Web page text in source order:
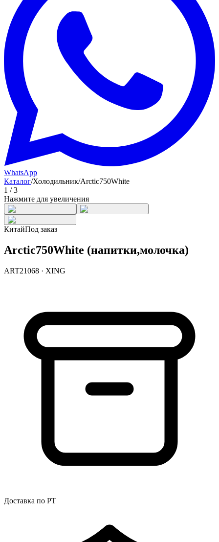
WhatsApp
Каталог/Холодильник/Arctic750White
1 /3
Нажмите для увеличения
КитайПод заказ
Arctic750White (напитки,молочка)
ART21068 · XING
Доставка по РТ